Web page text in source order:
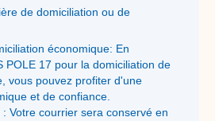
de domiciliation ou de
économique: En
POLE 17 pour la domiciliation de
vous pouvez profiter d'une
et de confiance.
Votre courrier sera conservé en